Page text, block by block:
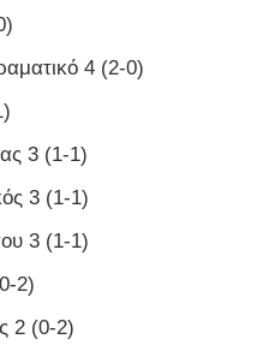
4 (2-0)
3 (1-1)
3 (1-1)
3 (1-1)
2)
2 (0-2)